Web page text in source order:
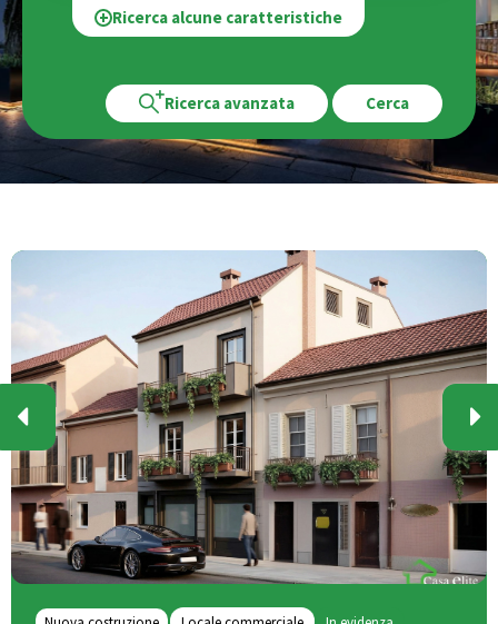
Ricerca alcune caratteristiche
Ricerca avanzata Cerca